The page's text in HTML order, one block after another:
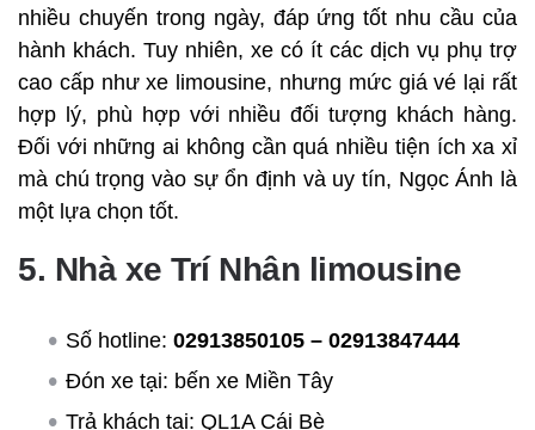
nhiều chuyến trong ngày, đáp ứng tốt nhu cầu của
hành khách. Tuy nhiên, xe có ít các dịch vụ phụ trợ
cao cấp như xe limousine, nhưng mức giá vé lại rất
hợp lý, phù hợp với nhiều đối tượng khách hàng.
Đối với những ai không cần quá nhiều tiện ích xa xỉ
mà chú trọng vào sự ổn định và uy tín, Ngọc Ánh là
một lựa chọn tốt.
5. Nhà xe Trí Nhân limousine
Số hotline: 02913850105 – 02913847444
Đón xe tại: bến xe Miền Tây
Trả khách tại: QL1A Cái Bè